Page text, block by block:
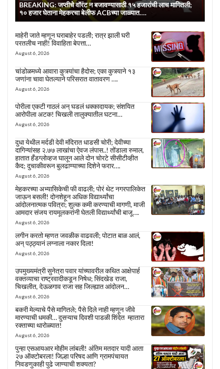
BREAKING: जप्तीचे वॉरंट न बजावण्यासाठी १५ हजारांची लाच मागितली;
१० हजार घेताना मेहकरचा बेलीफ ACBच्या जाळ्यात….
माहेरी जाते म्हणून घराबाहेर पडली; रात्र झाली घरी
परतलीच नाही! विवाहिता बेपत्ता…
August 6, 2026
चांडोळमध्ये आवारा कुत्र्यांचा हैदोस; एका कुत्र्याने १३
जणांना चावा घेतल्याने परिसरात वातावरण ….
August 6, 2026
पोरीला एकटी गाठलं अन् घडलं धक्कादायक; संशयित
आरोपीला अटक! चिखली तालुक्यातील घटना…
August 6, 2026
दुधा येथील मर्दडी देवी मंदिरात धाडसी चोरी; देवीच्या
दागिन्यांसह २.७७ लाखांचा ऐवज लंपास..! तोंडाला रुमाल,
हातात हँडग्लोव्हज घालून आले दोन चोरटे सीसीटीव्हीत
कैद; दुचाकीवरून बुलढाण्याच्या दिशेने फरार….
August 6, 2026
मेहकरच्या अभ्यासिकेची फी वाढली; पोरं थेट नगरपालिकेत
जाऊन बसली! दोनशेहून अधिक विद्यार्थ्यांचा
आंदोलनात्मक पवित्रा; शुल्क कमी करण्याची मागणी, माजी
आमदार संजय रायमूलकरांनी घेतली विद्यार्थ्यांची बाजू….
August 6, 2026
लगीन करतो म्हणत जवळीक वाढवली; पोटात बाळ आलं,
अन् पठ्ठ्यानं लग्नाला नकार दिला!
August 6, 2026
उपमुख्यमंत्री सुनेत्रा पवार यांच्यावरील कथित आक्षेपार्ह
वक्तव्याचा राष्ट्रवादीकडून निषेध; सिंदखेड राजा,
चिखलीत, देऊळगाव राजा सह जिल्ह्यात आंदोलन…
August 6, 2026
बकरी मेल्याचे पैसे मागितले; पैसे दिले नाही म्हणून जीवे
मारण्याची धमकी… दुसऱ्याच दिवशी पाडळी शिंदेत म्हातारा
रक्ताच्या थारोळ्यात!
August 6, 2026
पुन्हा एसआयआर मोहीम लांबली! अंतिम मतदार यादी आता
२७ ऑक्टोबरला! जिल्हा परिषद आणि ग्रामपंचायत
निवडणुकाही पुढे जाण्याची शक्यता?